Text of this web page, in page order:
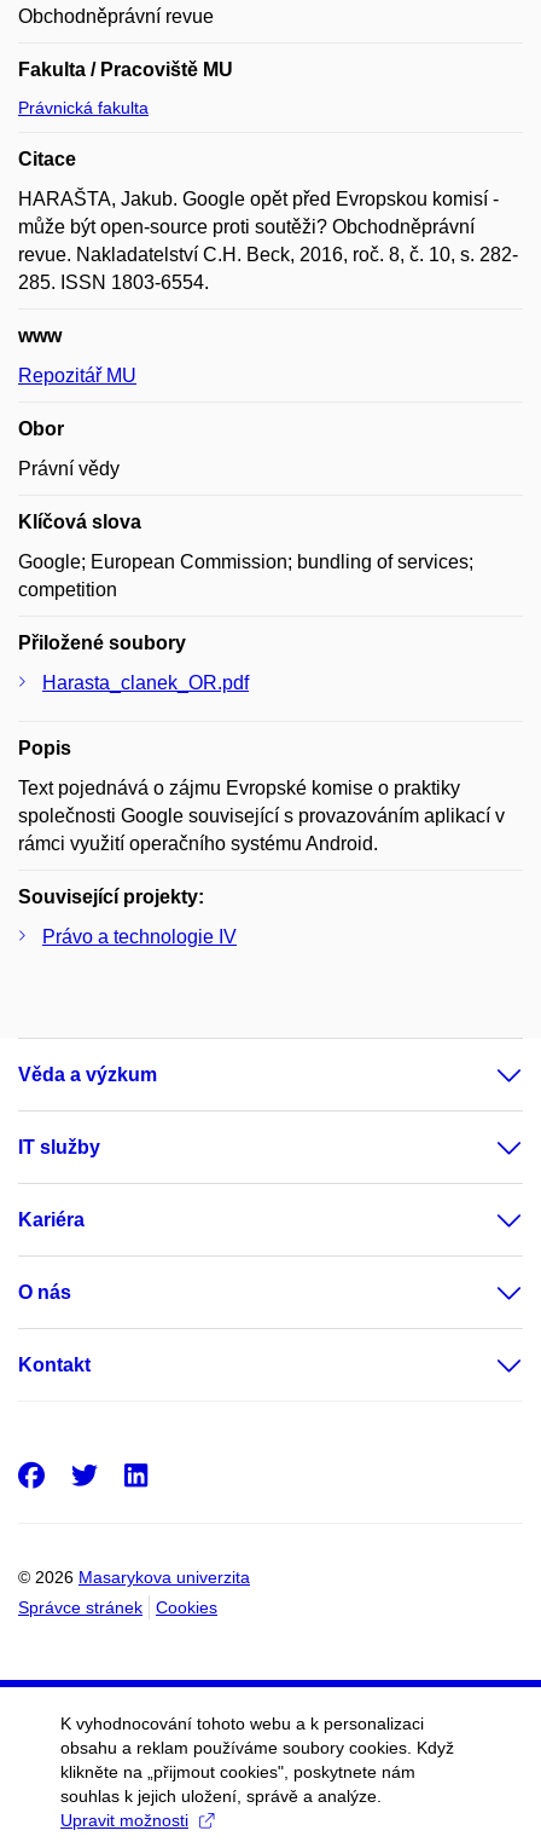
Obchodněprávní revue
Fakulta / Pracoviště MU
Právnická fakulta
Citace
HARAŠTA, Jakub. Google opět před Evropskou komisí -
může být open-source proti soutěži? Obchodněprávní
revue. Nakladatelství C.H. Beck, 2016, roč. 8, č. 10, s. 282-
285. ISSN 1803-6554.
www
Repozitář MU
Obor
Právní vědy
Klíčová slova
Google; European Commission; bundling of services;
competition
Přiložené soubory
Harasta_clanek_OR.pdf
Popis
Text pojednává o zájmu Evropské komise o praktiky
společnosti Google související s provazováním aplikací v
rámci využití operačního systému Android.
Související projekty:
Právo a technologie IV
Věda a výzkum
IT služby
Kariéra
O nás
Kontakt
© 2026 Masarykova univerzita
Správce stránek
Cookies
Facebook
Twitter
K vyhodnocování tohoto webu a k personalizaci
obsahu a reklam používáme soubory cookies. Když
klikněte na „přijmout cookies", poskytnete nám
souhlas k jejich uložení, správě a analýze.
Upravit možnosti